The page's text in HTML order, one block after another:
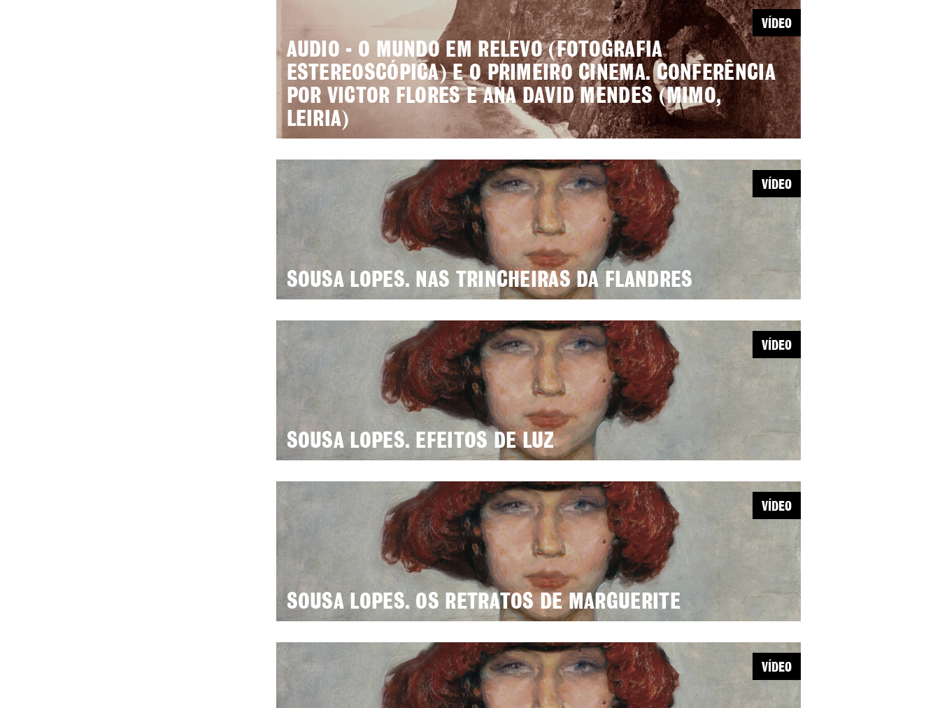
AUDIO - O MUNDO EM RELEVO (FOTOGRAFIA
ESTEREOSCÓPICA) E O PRIMEIRO CINEMA. CONFERÊNCIA
POR VICTOR FLORES E ANA DAVID MENDES (MIMO,
LEIRIA)
VÍDEO
SOUSA LOPES. NAS TRINCHEIRAS DA FLANDRES
VÍDEO
SOUSA LOPES. EFEITOS DE LUZ
VÍDEO
SOUSA LOPES. OS RETRATOS DE MARGUERITE
VÍDEO
VÍDEO